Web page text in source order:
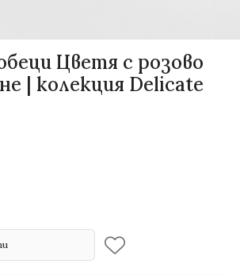
Цветя с розово
| колекция Delicate